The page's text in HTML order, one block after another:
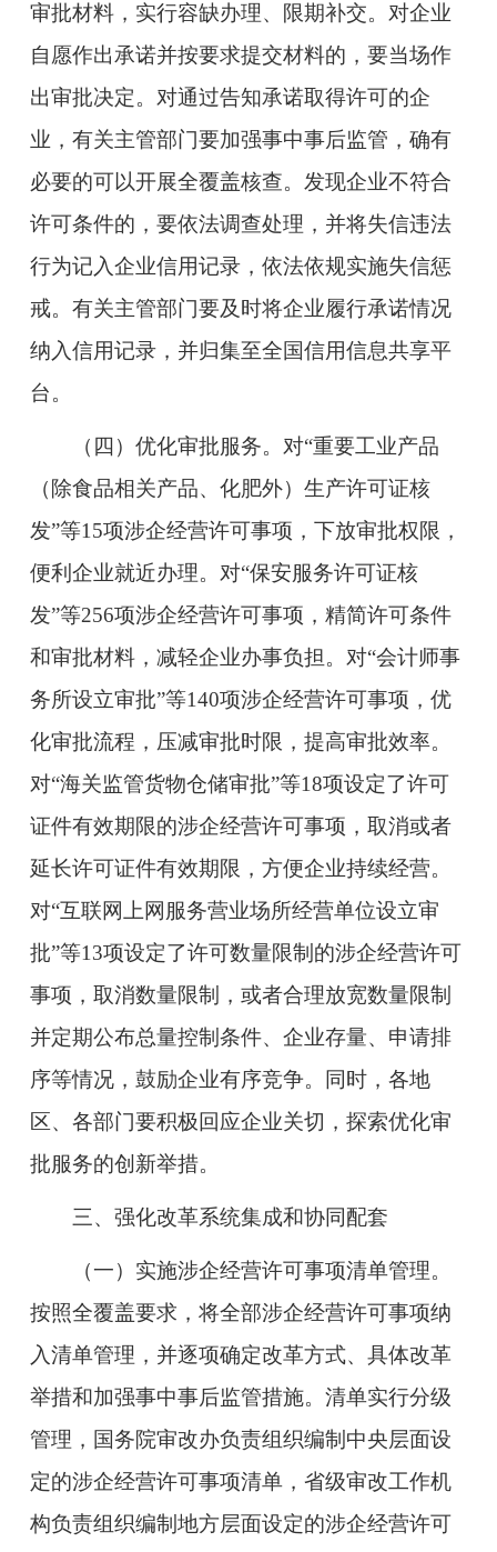
审批材料，实行容缺办理、限期补交。对企业
自愿作出承诺并按要求提交材料的，要当场作
出审批决定。对通过告知承诺取得许可的企
业，有关主管部门要加强事中事后监管，确有
必要的可以开展全覆盖核查。发现企业不符合
许可条件的，要依法调查处理，并将失信违法
行为记入企业信用记录，依法依规实施失信惩
戒。有关主管部门要及时将企业履行承诺情况
纳入信用记录，并归集至全国信用信息共享平
台。
（四）优化审批服务。对“重要工业产品
（除食品相关产品、化肥外）生产许可证核
发”等15项涉企经营许可事项，下放审批权限，
便利企业就近办理。对“保安服务许可证核
发”等256项涉企经营许可事项，精简许可条件
和审批材料，减轻企业办事负担。对“会计师事
务所设立审批”等140项涉企经营许可事项，优
化审批流程，压减审批时限，提高审批效率。
对“海关监管货物仓储审批”等18项设定了许可
证件有效期限的涉企经营许可事项，取消或者
延长许可证件有效期限，方便企业持续经营。
对“互联网上网服务营业场所经营单位设立审
批”等13项设定了许可数量限制的涉企经营许可
事项，取消数量限制，或者合理放宽数量限制
并定期公布总量控制条件、企业存量、申请排
序等情况，鼓励企业有序竞争。同时，各地
区、各部门要积极回应企业关切，探索优化审
批服务的创新举措。
三、强化改革系统集成和协同配套
（一）实施涉企经营许可事项清单管理。
按照全覆盖要求，将全部涉企经营许可事项纳
入清单管理，并逐项确定改革方式、具体改革
举措和加强事中事后监管措施。清单实行分级
管理，国务院审改办负责组织编制中央层面设
定的涉企经营许可事项清单，省级审改工作机
构负责组织编制地方层面设定的涉企经营许可